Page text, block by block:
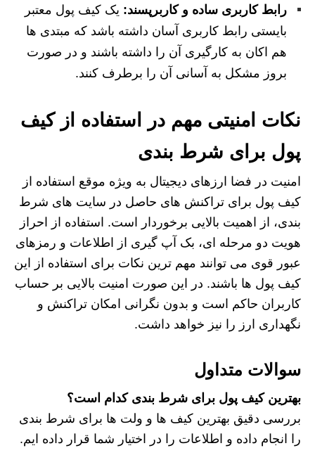
رابط کاربری ساده و کاربرپسند: یک کیف پول معتبر
بایستی رابط کاربری آسان داشته باشد که مبتدی ها
هم اکان به کارگیری آن را داشته باشند و در صورت
بروز مشکل به آسانی آن را برطرف کنند.
نکات امنیتی مهم در استفاده از کیف
پول برای شرط بندی
امنیت در فضا ارزهای دیجیتال به ویژه موقع استفاده از
کیف پول برای تراکنش های حاصل در سایت های شرط
بندی، از اهمیت بالایی برخوردار است. استفاده از احراز
هویت دو مرحله ای، بک آپ گیری از اطلاعات و رمزهای
عبور قوی می توانند مهم ترین نکات برای استفاده از این
کیف پول ها باشند. در این صورت امنیت بالایی بر حساب
کاربران حاکم است و بدون نگرانی امکان تراکنش و
نگهداری ارز را نیز خواهد داشت.
سوالات متداول
بهترین کیف پول برای شرط بندی کدام است؟
بررسی دقیق بهترین کیف ها و ولت ها برای شرط بندی
را انجام داده و اطلاعات را در اختیار شما قرار داده ایم.